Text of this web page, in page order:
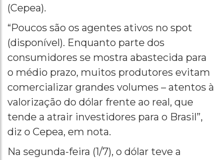
(Cepea).
“Poucos são os agentes ativos no spot
(disponível). Enquanto parte dos
consumidores se mostra abastecida para
o médio prazo, muitos produtores evitam
comercializar grandes volumes – atentos à
valorização do dólar frente ao real, que
tende a atrair investidores para o Brasil”,
diz o Cepea, em nota.
Na segunda-feira (1/7), o dólar teve a